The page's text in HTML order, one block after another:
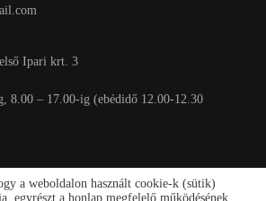
Ipari krt. 3
8.00 – 17.00-ig (ebédidő 12.00-12.30
a weboldalon használt cookie-k (sütik)
egyrészt a honlap megfelelő működésének